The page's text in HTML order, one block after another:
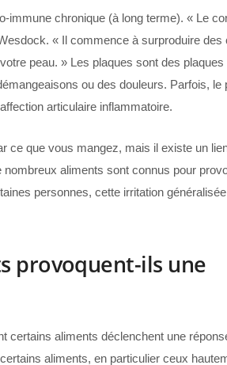
immune chronique (à long terme). « Le
« Il commence à surproduire des
peau. » Les plaques sont des plaques
ou des douleurs. Parfois, le
articulaire inflammatoire.
ce que vous mangez, mais il existe un
aliments sont connus pour
personnes, cette irritation
provoquent-ils une
certains aliments déclenchent une
aliments, en particulier ceux